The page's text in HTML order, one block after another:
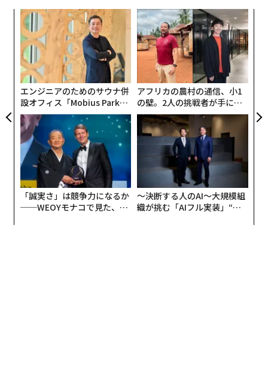
エンジニアのためのサウナ併
設オフィス「Mobius Park」
がオープン──タマディック
が健康経営を徹底する理由
アフリカの農村の通信、小1
の壁。2人の挑戦者が手にし
た「次なる武器」
「誠実さ」は競争力になるか
──WEOYモナコで見た、く
〜決断する人のAI〜大規模組
織が挑む「AIフル実装」“使